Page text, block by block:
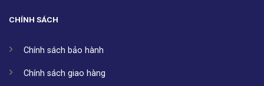
CHÍNH SÁCH
Chính sách bảo hành
Chính sách giao hàng